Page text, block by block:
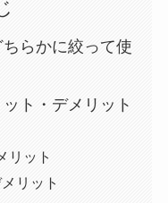
らかに絞って使
ト・デメリット
リット
リット